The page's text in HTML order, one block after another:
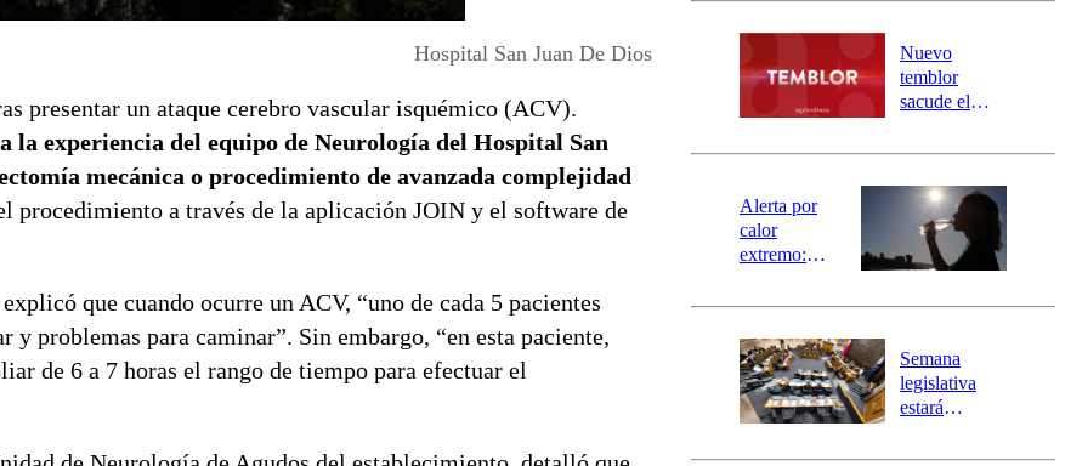
Hospital San Juan De Dios
presentar un ataque cerebro vascular isquémico (ACV).
experiencia del equipo de Neurología del Hospital San
mecánica o procedimiento de avanzada complejidad
a través de la aplicación JOIN y el software de
explicó que cuando ocurre un ACV, “uno de cada 5 pacientes
problemas para caminar”. Sin embargo, “en esta paciente,
de 6 a 7 horas el rango de tiempo para efectuar el
río Damas:
activa
mensajería
SAE
Nuevo
temblor
sacude el
revisa la
epicentro
Alerta por
calor
extremo:
activa Alerta
Preventiva en
tres comunas
Semana
legislativa
estará
el fin de la